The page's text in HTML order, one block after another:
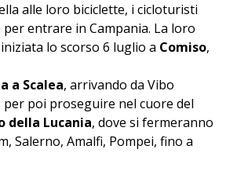
alle loro biciclette, i cicloturisti
entrare in Campania. La loro
iniziata lo scorso 6 luglio a Comiso,
a Scalea, arrivando da Vibo
per poi proseguire nel cuore del
della Lucania, dove si fermeranno
Salerno, Amalfi, Pompei, fino a